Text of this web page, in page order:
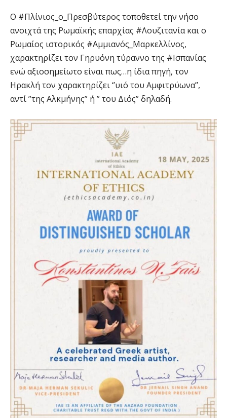
Ο #Πλίνιος_ο_Πρεσβύτερος τοποθετεί την νήσο
ανοιχτά της Ρωμαϊκής επαρχίας #Λουζιτανία και ο
Ρωμαίος ιστορικός #Αμμιανός_Μαρκελλίνος,
χαρακτηρίζει τον Γηρυόνη τύραννο της #Ισπανίας
ενώ αξιοσημείωτο είναι πως…η ίδια πηγή, τον
Ηρακλή τον χαρακτηρίζει ‘’υιό του Αμφιτρύωνα’’,
αντί ”της Αλκμήνης” ή ” του Διός” δηλαδή.